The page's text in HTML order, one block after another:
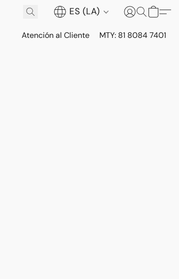
ES (LA)
Atención al Cliente MTY: 81 8084 7401